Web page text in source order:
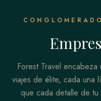
Forest Travel
viajes de élite, cada una
que cada detalle de